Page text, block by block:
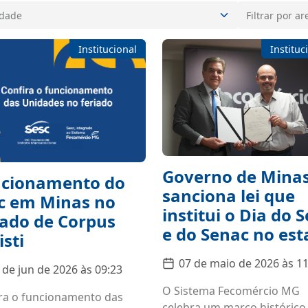
Institucional
do
em Minas no
de Corpus
jun de 2026 às 09:23
o funcionamento das
Governo de
sanciona lei que
institui o Dia do
e do Senac no
07 de maio de 2026 às
O Sistema Fecomércio MG